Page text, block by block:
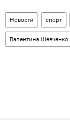
Новости спорт
Валентина Шевченко